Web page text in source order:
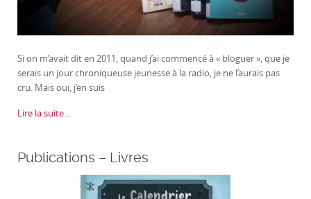
Si on m’avait dit en 2011, quand j’ai commencé à « bloguer », que je
serais un jour chroniqueuse jeunesse à la radio, je ne l’aurais pas
cru. Mais oui, j’en suis
Lire la suite…
Publications – Livres